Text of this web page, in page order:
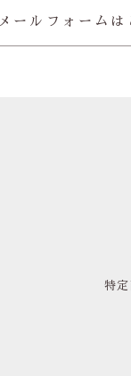
メールフォームは
特